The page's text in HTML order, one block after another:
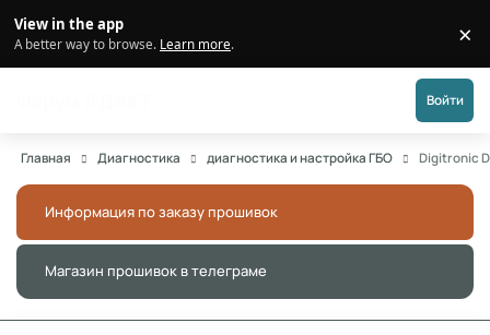
View in the app
A better way to browse. Learn more. ×
Войти
Главная Диагностика диагностика и настройка ГБО Digitronic
Информация по заказу прошивок
Магазин прошивок в телеграме